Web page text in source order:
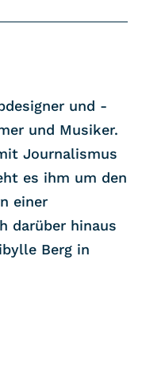
und -
und Musiker.
Journalismus
es ihm um den
einer
darüber hinaus
Berg in